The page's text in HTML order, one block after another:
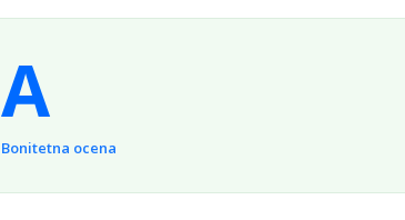
A
Bonitetna ocena